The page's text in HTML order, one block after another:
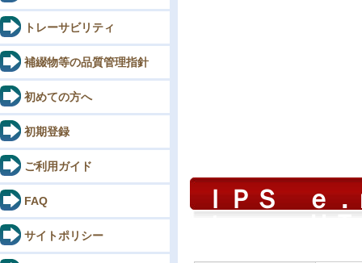
ＩＰＳ ｅ
トレーサビリティ
補綴物等の品質管理指針
初めての方へ
初期登録
ご利用ガイド
FAQ
サイトポリシー